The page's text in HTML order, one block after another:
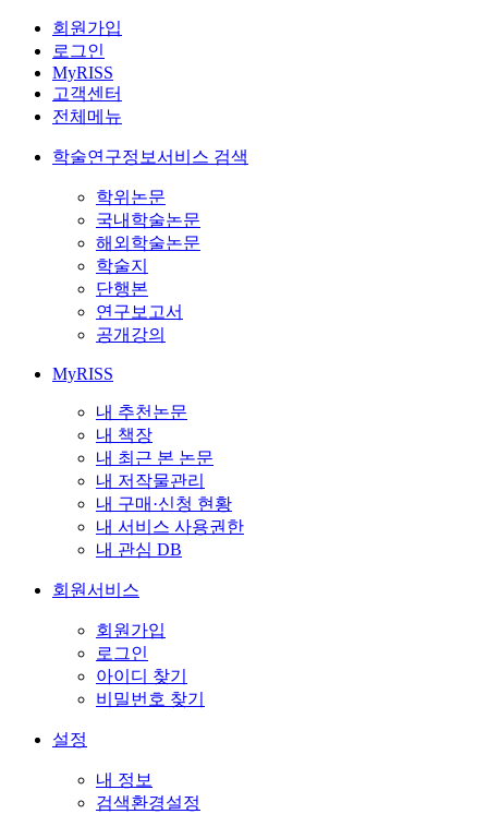
회원가입
로그인
MyRISS
고객센터
전체메뉴
학술연구정보서비스 검색
학위논문
국내학술논문
해외학술논문
학술지
단행본
연구보고서
공개강의
MyRISS
내 추천논문
내 책장
내 최근 본 논문
내 저작물관리
내 구매·신청 현황
내 서비스 사용권한
내 관심 DB
회원서비스
회원가입
로그인
아이디 찾기
비밀번호 찾기
설정
내 정보
검색환경설정